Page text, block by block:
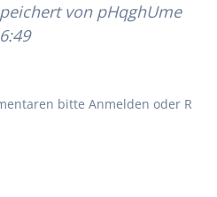
von pHqghUme
bitte Anmelden oder R